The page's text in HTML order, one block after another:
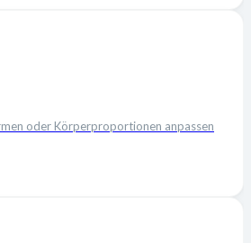
oder Körperproportionen anpassen